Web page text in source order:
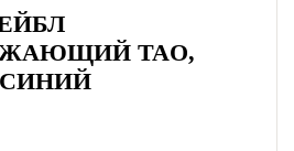
TAO,
СИНИЙ